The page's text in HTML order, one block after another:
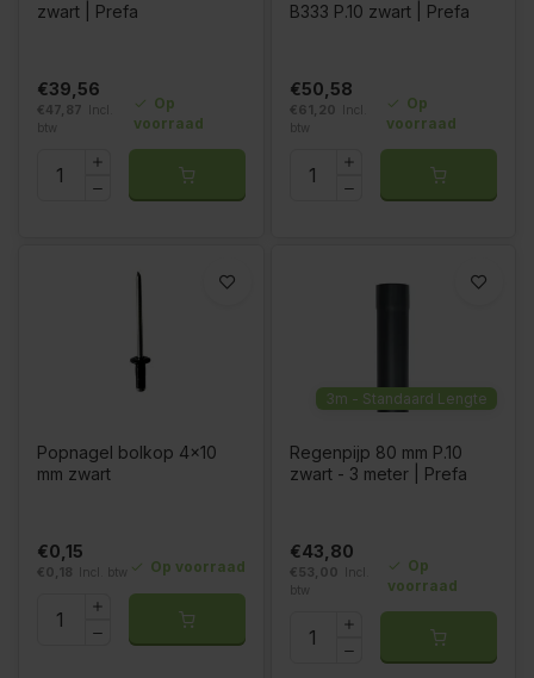
zwart | Prefa
€39,56
€47,87
Incl.
btw
Op
voorraad
B333 P.10 zwart | Prefa
€50,58
€61,20
Incl.
btw
Op
voorraad
Popnagel bolkop 4x10
mm zwart
€0,15
€0,18 Incl. btw Op voorraad
3m - Standaard Lengte
Regenpijp 80 mm P.10
zwart - 3 meter | Prefa
€43,80
€53,00
Incl.
btw
Op
voorraad